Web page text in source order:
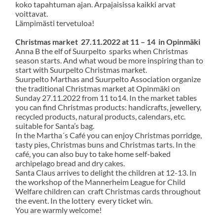
koko tapahtuman ajan. Arpajaisissa kaikki arvat
voittavat.
Lämpimästi tervetuloa!
Christmas market 27.11.2022 at 11 – 14 in Opinmäki
Anna B the elf of Suurpelto sparks when Christmas
season starts. And what woud be more inspiring than to
start with Suurpelto Christmas market.
Suurpelto Marthas and Suurpelto Association organize
the traditional Christmas market at Opinmäki on
Sunday 27.11.2022 from 11 to14. In the market tables
you can find Christmas products: handicrafts, jewellery,
recycled products, natural products, calendars, etc.
suitable for Santa’s bag.
In the Martha´s Café you can enjoy Christmas porridge,
tasty pies, Christmas buns and Christmas tarts. In the
café, you can also buy to take home self-baked
archipelago bread and dry cakes.
Santa Claus arrives to delight the children at 12-13. In
the workshop of the Mannerheim League for Child
Welfare children can craft Christmas cards throughout
the event. In the lottery every ticket win.
You are warmly welcome!